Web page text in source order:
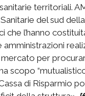
territoriali.
del sud
l’hanno
per
scopo
di Risparmio